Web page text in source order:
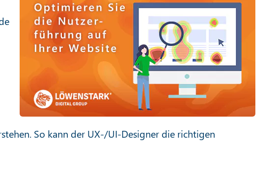
So kann der UX-/UI-Designer die richtigen